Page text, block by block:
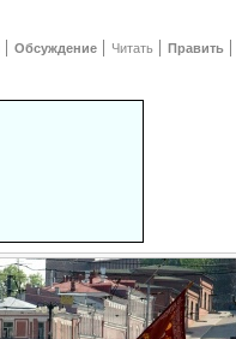
Обсуждение Читать Править